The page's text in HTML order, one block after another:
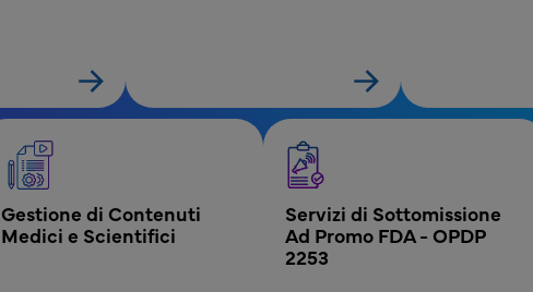
Gestione di Contenuti
Medici e Scientifici
Servizi di Sottomissione
Ad Promo FDA - OPDP
2253